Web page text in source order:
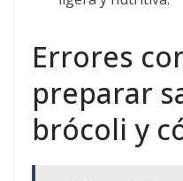
Errores
preparar
brócoli y